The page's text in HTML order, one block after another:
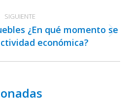
SIGUIENTE
Publicación
siguiente:
¿En qué momento se
económica?